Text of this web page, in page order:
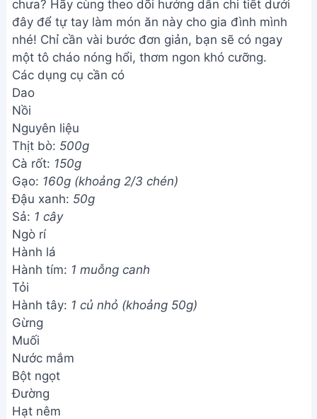
chưa? Hãy cùng theo dõi hướng dẫn chi tiết dưới
đây để tự tay làm món ăn này cho gia đình mình
nhé! Chỉ cần vài bước đơn giản, bạn sẽ có ngay
một tô cháo nóng hổi, thơm ngon khó cưỡng.
Các dụng cụ cần có
Dao
Nồi
Nguyên liệu
Thịt bò: 500g
Cà rốt: 150g
Gạo: 160g (khoảng 2/3 chén)
Đậu xanh: 50g
Sả: 1 cây
Ngò rí
Hành lá
Hành tím: 1 muỗng canh
Tỏi
Hành tây: 1 củ nhỏ (khoảng 50g)
Gừng
Muối
Nước mắm
Bột ngọt
Đường
Hạt nêm